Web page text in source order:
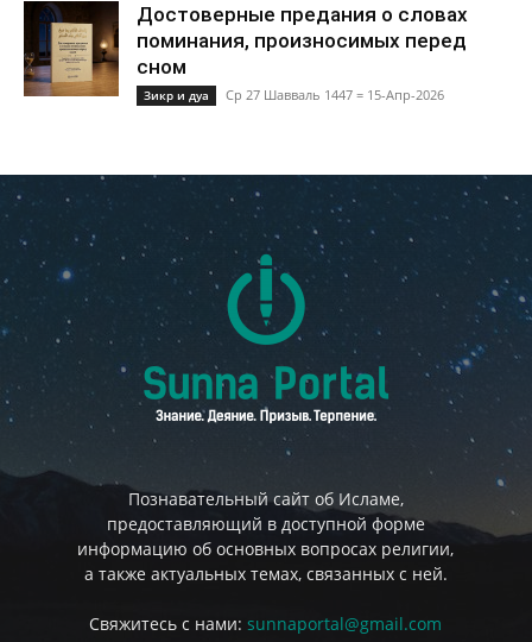
Достоверные предания о словах
поминания, произносимых перед
сном
Зикр и дуа Ср 27 Шавваль 1447 = 15-Апр-2026
Познавательный сайт об Исламе,
предоставляющий в доступной форме
информацию об основных вопросах религии,
а также актуальных темах, связанных с ней.
Свяжитесь с нами: sunnaportal@gmail.com